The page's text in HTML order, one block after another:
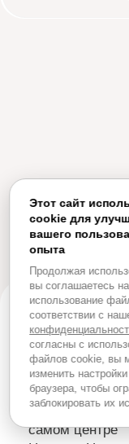
В центре
Располагаемся
самом центре
Этот сайт
cookie для
вашего
опыта
Продолжая
вы соглашаетесь на
использование
соответствии с
согласны с
файлов cookie, вы
изменить
браузера, чтобы
заблокировать их